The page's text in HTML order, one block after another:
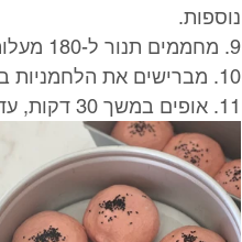
נוספות.
9. מחממים תנור ל-180 מעלות.
10. מברישים את הלחמניות בביצה טרופה ומפזרים מעל קצח.
11. אופים במשך 30 דקות, עד שהלחמניות מזהיבות.